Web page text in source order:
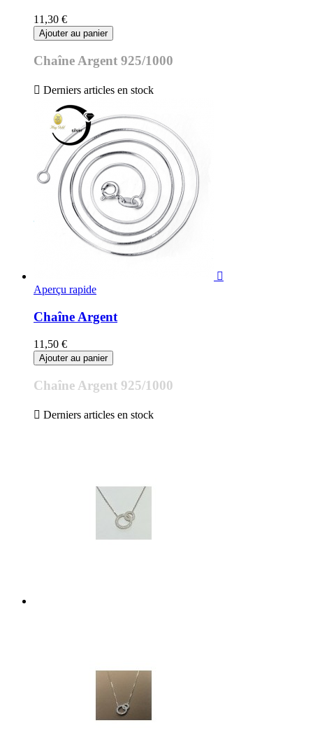
11,30 €
Ajouter au panier
Chaîne Argent 925/1000
 Derniers articles en stock

Aperçu rapide
Chaîne Argent
11,50 €
Ajouter au panier
Chaîne Argent 925/1000
 Derniers articles en stock